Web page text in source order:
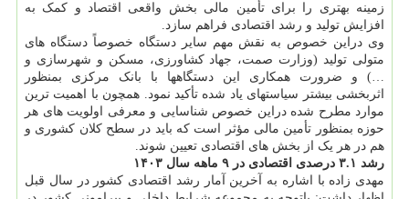
زمینه بهتری را برای تأمین مالی بخش واقعی اقتصاد و کمک به
افزایش تولید و رشد اقتصادی فراهم سازد.
وی دراین خصوص به نقش مهم سایر دستگاه خصوصاً دستگاه های
متولی تولید (وزارت صمت، جهاد کشاورزی، مسکن و شهرسازی و
…) و ضرورت همکاری این دستگاهها با بانک مرکزی بمنظور
اثربخشی بیشتر سیاستهای یاد شده تأکید نمود. همچون با اهمیت ترین
موارد مطرح شده دراین خصوص شناسایی و معرفی اولویت های هر
حوزه بمنظور تأمین مالی مؤثر است که باید در سطح کلان کشوری و
هم در هر یک از بخش های اقتصادی تعیین شوند.
رشد ۳.۱ درصدی اقتصادی در ۹ ماهه سال ۱۴۰۳
مهدی زاده با اشاره به آخرین آمار رشد اقتصادی کشور در سال قبل